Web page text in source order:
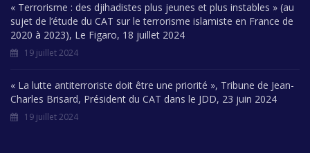
« Terrorisme : des djihadistes plus jeunes et plus instables » (au
sujet de l’étude du CAT sur le terrorisme islamiste en France de
2020 à 2023), Le Figaro, 18 juillet 2024
19 juillet 2024
« La lutte antiterroriste doit être une priorité », Tribune de Jean-
Charles Brisard, Président du CAT dans le JDD, 23 juin 2024
19 juillet 2024